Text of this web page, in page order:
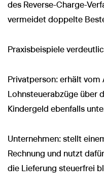
des Reverse-Charge-
vermeidet doppelte
Praxisbeispiele
Privatperson: erhält
Lohnsteuerabzüge über
Kindergeld ebenfalls
Unternehmen: stellt
Rechnung und nutzt
die Lieferung steuerfrei